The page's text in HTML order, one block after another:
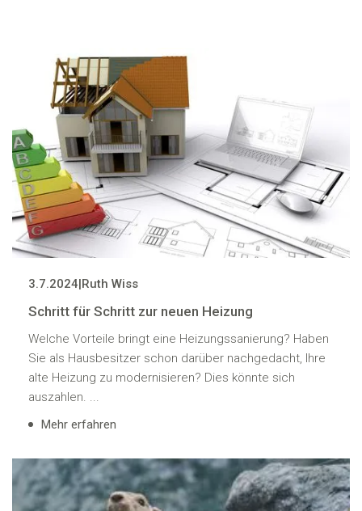
3.7.2024|Ruth Wiss
Schritt für Schritt zur neuen Heizung
Welche Vorteile bringt eine Heizungssanierung? Haben
Sie als Hausbesitzer schon darüber nachgedacht, Ihre
alte Heizung zu modernisieren? Dies könnte sich
auszahlen. ...
Mehr erfahren